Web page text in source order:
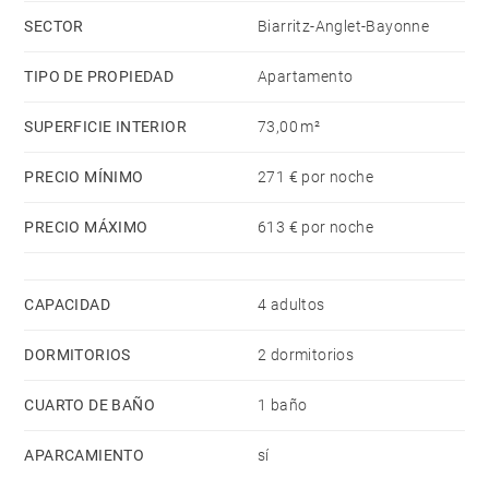
cubierto en mismo edificio, 2 Televisores, satélite.
nevera, microondas, horno, congelador, lavadora,
secadora, lavavajillas, vajilla/cubertería,
agua.
SECTOR Biarritz-Anglet-Bayonne
TIPO DE PROPIEDAD Apartamento
SUPERFICIE INTERIOR 73,00 m²
PRECIO MÍNIMO 271 € por noche
PRECIO MÁXIMO 613 € por noche
CAPACIDAD 4 adultos
DORMITORIOS 2 dormitorios
CUARTO DE BAÑO 1 baño
APARCAMIENTO sí